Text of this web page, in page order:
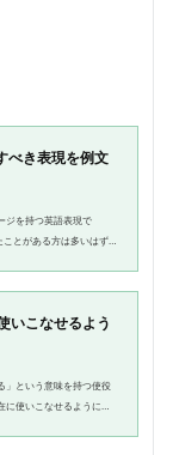
べき表現を例文
ジを持つ英語表現で
とがある方は多いはずで
いこなせるよう
」という意味を持つ使役
使いこなせるようにな